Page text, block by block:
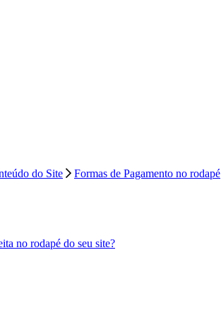
do Site Formas de Pagamento no rodapé
no rodapé do seu site?